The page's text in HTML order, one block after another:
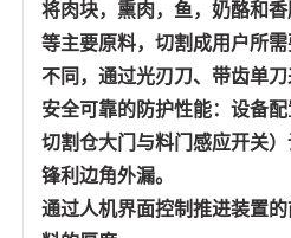
将肉块，熏肉，鱼，奶酪和
等主要原料，切割成用户所需
不同，通过光刃刀、带齿单刀
安全可靠的防护性能：设备配
切割仓大门与料门感应开关）
锋利边角外漏。
通过人机界面控制推进装置